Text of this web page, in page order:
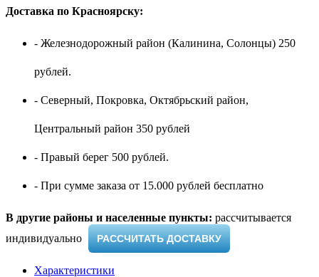
Доставка по Красноярску:
- Железнодорожный район (Калинина, Солонцы) 250
рублей.
- Северный, Покровка, Октябрьский район,
Центральный район 350 рублей
- Правый берег 500 рублей.
- При сумме заказа от 15.000 рублей бесплатно
В другие районы и населенные пункты: рассчитывается
индивидуально ​
РАССЧИТАТЬ ДОСТАВКУ
Характеристики